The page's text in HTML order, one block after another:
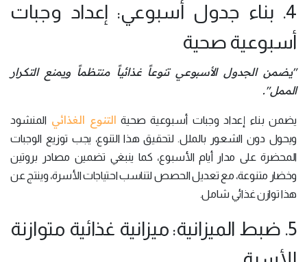
4. بناء جدول أسبوعي: إعداد وجبات
أسبوعية صحية
"يضمن الجدول الأسبوعي تنوعاً غذائياً منتظماً ويمنع التكرار
الممل".
يضمن بناء إعداد وجبات أسبوعية صحية التنوع الغذائي المنشود
ويحول دون الشعور بالملل. لتحقيق هذا التنوع، يجب توزيع الوجبات
المحضرة على مدار أيام الأسبوع، كما ينبغي تضمين مصادر بروتين
وخضار متنوعة، مع تعديل الحصص لتناسب احتياجات الأسرة، وينتج عن
هذا توازن غذائي شامل.
5. ضبط الميزانية: ميزانية غذائية متوازنة